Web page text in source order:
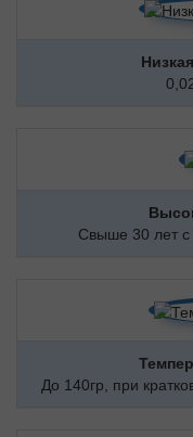
Свыше 30 лет с
До 140гр, при